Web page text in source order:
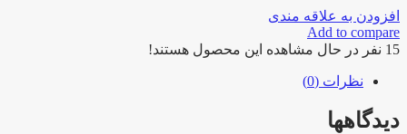
افزودن به علاقه مندی
Add to compare
15 نفر در حال مشاهده این محصول هستند!
نظرات (0)
دیدگاهها